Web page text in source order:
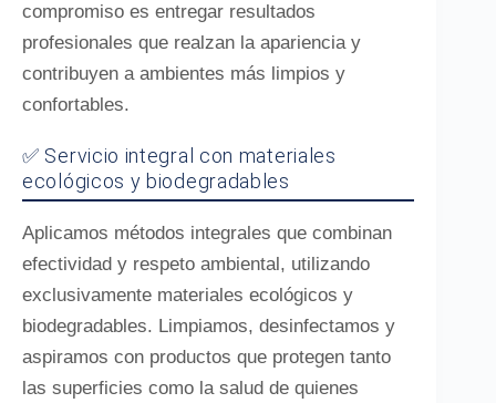
compromiso es entregar resultados
profesionales que realzan la apariencia y
contribuyen a ambientes más limpios y
confortables.
✅ Servicio integral con materiales
ecológicos y biodegradables
Aplicamos métodos integrales que combinan
efectividad y respeto ambiental, utilizando
exclusivamente materiales ecológicos y
biodegradables. Limpiamos, desinfectamos y
aspiramos con productos que protegen tanto
las superficies como la salud de quienes